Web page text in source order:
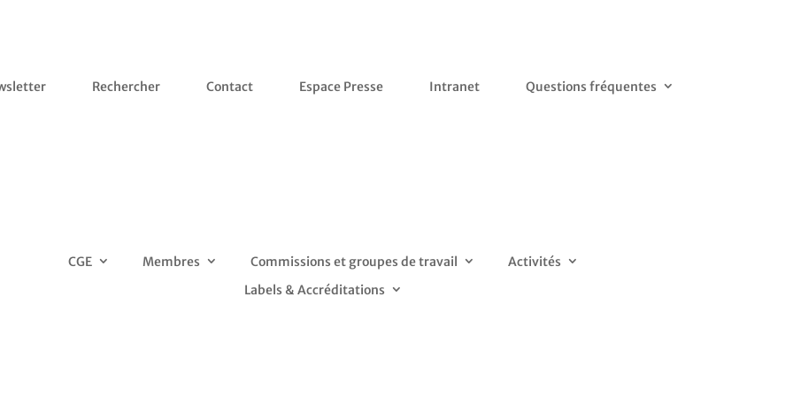
Rechercher Contact Espace Presse Intranet Questions fréquentes
CGE Membres Commissions et groupes de travail
Activités
Labels & Accréditations